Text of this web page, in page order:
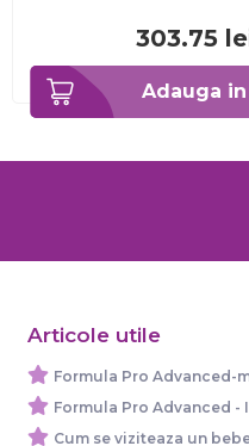
Adauga
303.75
Articole utile
Formula Pro Advanced-
Formula Pro Advanced -
Cum se viziteaza un